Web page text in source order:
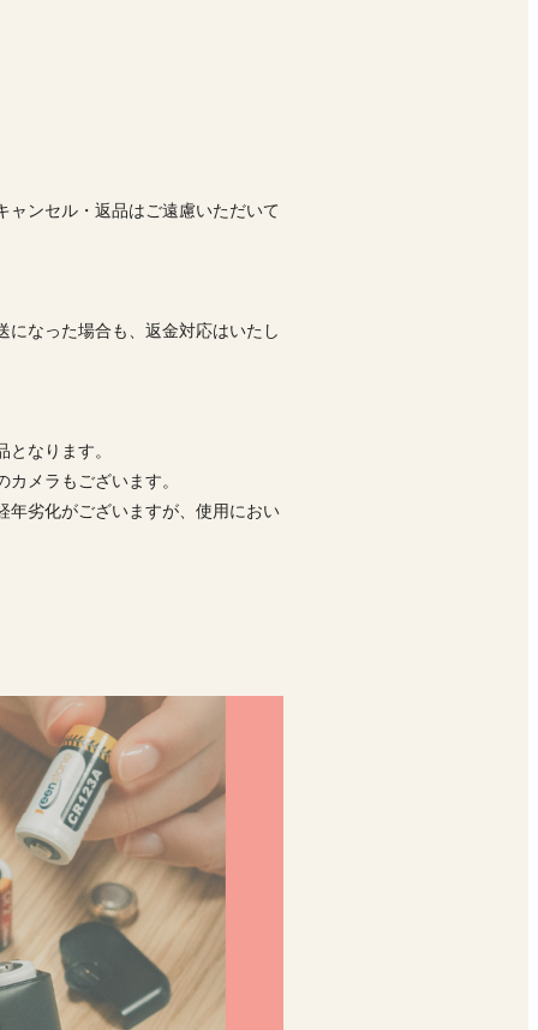
ャンセル・返品はご遠慮いただいて
なった場合も、返金対応はいたし
なります。
メラもございます。
年劣化がございますが、使用におい